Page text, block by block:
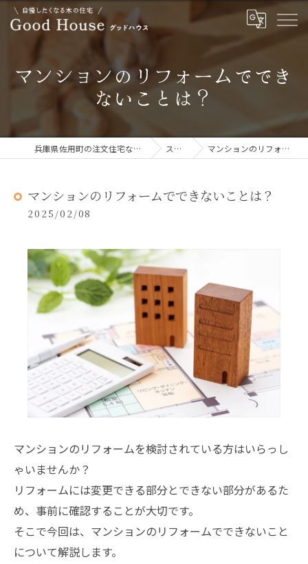
マンションのリフォームででき
ないことは？
兵庫県佐用町の注文住宅ならGOOD HOUSE グッドハウス ストーリー マンションのリフォームでできないことは？
マンションのリフォームでできないことは？
2025/02/08
マンションのリフォームを検討されている方はいらっし
ゃいませんか？
リフォームには変更できる部分とできない部分があるた
め、事前に確認することが大切です。
そこで今回は、マンションのリフォームでできないこと
について解説します。